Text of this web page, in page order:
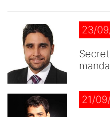
23/
21/